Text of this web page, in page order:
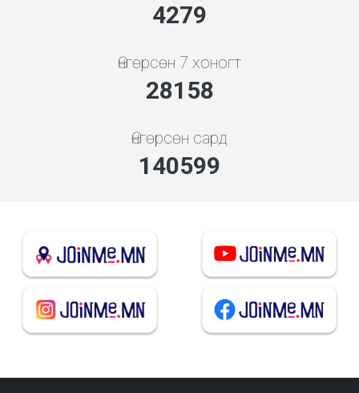
4279
Өнгөрсөн 7 хоногт
28158
Өнгөрсөн сард
140599